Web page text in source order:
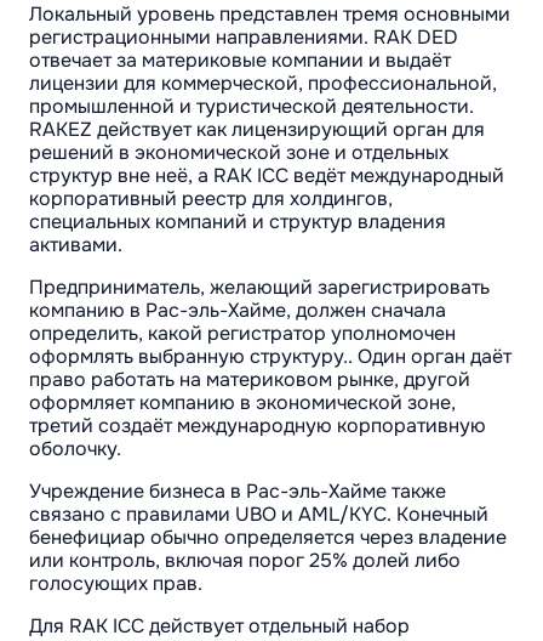
Локальный уровень представлен тремя основными
регистрационными направлениями. RAK DED
отвечает за материковые компании и выдаёт
лицензии для коммерческой, профессиональной,
промышленной и туристической деятельности.
RAKEZ действует как лицензирующий орган для
решений в экономической зоне и отдельных
структур вне неё, а RAK ICC ведёт международный
корпоративный реестр для холдингов,
специальных компаний и структур владения
активами.
Предприниматель, желающий зарегистрировать
компанию в Рас-эль-Хайме, должен сначала
определить, какой регистратор уполномочен
оформлять выбранную структуру.. Один орган даёт
право работать на материковом рынке, другой
оформляет компанию в экономической зоне,
третий создаёт международную корпоративную
оболочку.
Учреждение бизнеса в Рас-эль-Хайме также
связано с правилами UBO и AML/KYC. Конечный
бенефициар обычно определяется через владение
или контроль, включая порог 25% долей либо
голосующих прав.
Для RAK ICC действует отдельный набор